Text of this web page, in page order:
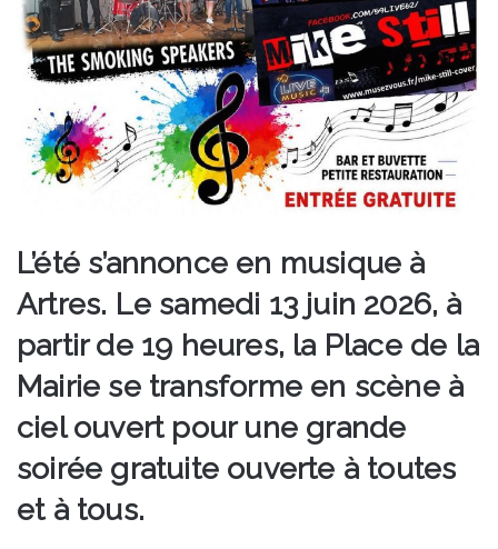
L’été s’annonce en musique à
Artres. Le samedi 13 juin 2026, à
partir de 19 heures, la Place de la
Mairie se transforme en scène à
ciel ouvert pour une grande
soirée gratuite ouverte à toutes
et à tous.